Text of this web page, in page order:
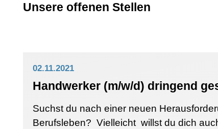
Unsere offenen Stellen
02.11.2021
Handwerker (m/w/d) dringend
Suchst du nach einer neuen
Berufsleben? Vielleicht willst du dich